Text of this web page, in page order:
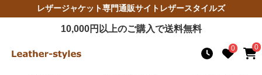
レザージャケット専門通販サイト レザースタイルズ
10,000円以上のご購入で送料無料
0 0